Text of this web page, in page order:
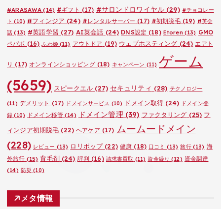
#ARASAWA (14) #ギフト (17) #サロンドロワイヤル(29) #チョコレー
ト (10) #フィンジア (24) #レンタルサーバー (17) #初期脱毛(19) #英会
話 (13) #英語学習 (27) AI英会話 (24) DNS設定 (18) Etoren(13) GMO
ペパボ (16) ふわ姫(11) アウトドア (19) ウェブホスティング (24) エアト
リ (17) オンラインショッピング(18) キャンペーン (11) ゲーム
(5659) スピークエル(27) セキュリティ (28) テクノロジー
(11) デメリット (17) ドメインサービス (10) ドメイン取得 (24) ドメイン登
録 (10) ドメイン移管(14) ドメイン管理 (39) ファクタリング (25) フ
ィンジア初期脱毛 (22) ヘアケア (17) ムームードメイン
(228) レビュー (13) ロリポップ(22) 健康 (18) 口コミ (13) 旅行(13) 海
外旅行 (15) 育毛剤(24) 評判 (16) 請求書買取 (11) 資金繰り (12) 資金調達
(14) 防災 (10)
メタ情報